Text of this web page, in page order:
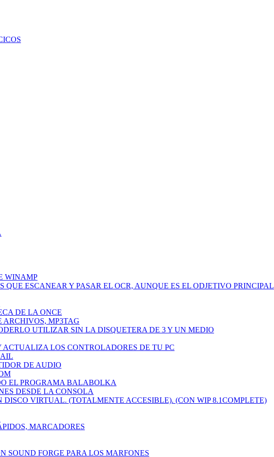
WINAMP
ESCANEAR Y PASAR EL OCR, AUNQUE ES EL ODJETIVO PRINCIPAL
DE LA ONCE
MP3TAG
UTILIZAR SIN LA DISQUETERA DE 3 Y UN MEDIO
LOS CONTROLADORES DE TU PC
DE AUDIO
EL PROGRAMA BALABOLKA
DESDE LA CONSOLA
VIRTUAL. (TOTALMENTE ACCESIBLE). (CON WIP 8.1COMPLETE)
MARCADORES
SOUND FORGE PARA LOS MARFONES